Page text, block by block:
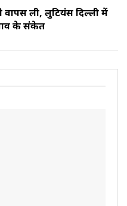
ली, लुटियंस दिल्ली में
के संकेत